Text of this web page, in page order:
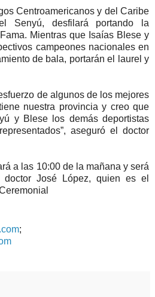
Centroamericanos y del Caribe
Senyú, desfilará portando la
Mientras que Isaías Blese y
campeones nacionales en
de bala, portarán el laurel y
de algunos de los mejores
nuestra provincia y creo que
y Blese los demás deportistas
aseguró el doctor
a las 10:00 de la mañana y será
José López, quien es el
;